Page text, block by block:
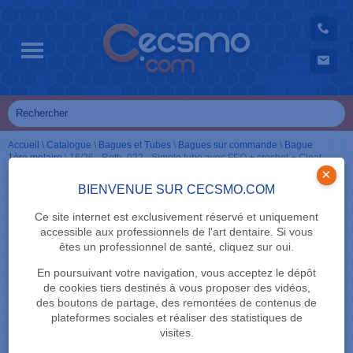
BIENVENUE SUR CECSMO.COM
Ce site internet est exclusivement réservé et uniquement
accessible aux professionnels de l'art dentaire. Si vous
êtes un professionnel de santé, cliquez sur oui.
En poursuivant votre navigation, vous acceptez le dépôt
de cookies tiers destinés à vous proposer des vidéos,
des boutons de partage, des remontées de contenus de
plateformes sociales et réaliser des statistiques de
visites.
×
Accueil \ Catalogue \ Bagues et Tubes \ Bagues sur commande \ Bague
1ère molaire\16/26 - Roth .022 - Simple tube avec FEO + crochet + Cleat